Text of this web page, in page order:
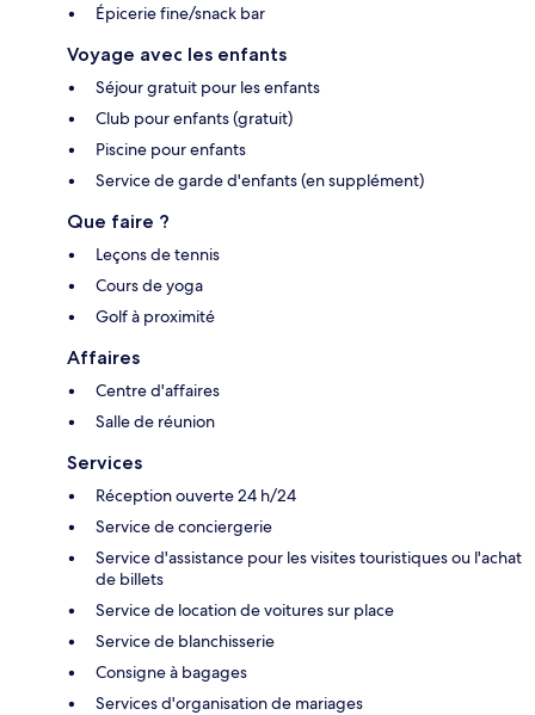
Épicerie fine/snack bar
Voyage avec les enfants
Séjour gratuit pour les enfants
Club pour enfants (gratuit)
Piscine pour enfants
Service de garde d'enfants (en supplément)
Que faire ?
Leçons de tennis
Cours de yoga
Golf à proximité
Affaires
Centre d'affaires
Salle de réunion
Services
Réception ouverte 24 h/24
Service de conciergerie
Service d'assistance pour les visites touristiques ou l'achat
de billets
Service de location de voitures sur place
Service de blanchisserie
Consigne à bagages
Services d'organisation de mariages